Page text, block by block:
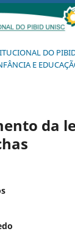
DO
E
da